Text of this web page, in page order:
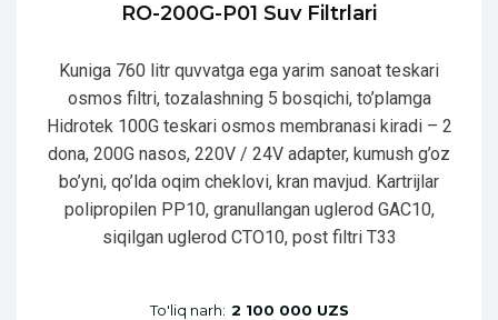
RO-200G-P01 Suv Filtrlari
Kuniga 760 litr quvvatga ega yarim sanoat teskari
osmos filtri, tozalashning 5 bosqichi, to’plamga
Hidrotek 100G teskari osmos membranasi kiradi – 2
dona, 200G nasos, 220V / 24V adapter, kumush g’oz
bo’yni, qo’lda oqim cheklovi, kran mavjud. Kartrijlar
polipropilen PP10, granullangan uglerod GAC10,
siqilgan uglerod CTO10, post filtri T33
To'liq narh: 2 100 000 UZS